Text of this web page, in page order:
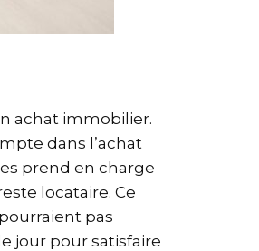
achat immobilier.
dans l’achat
prend en charge
locataire. Ce
pas
jour pour satisfaire